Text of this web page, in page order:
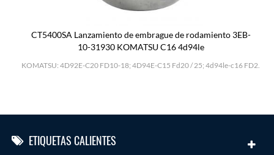
CT5400SA Lanzamiento de embrague de rodamiento 3EB-
10-31930 KOMATSU C16 4d94le
KOMATSU: 4D92E-C20 FD10-18; 4D94E-C15 Fd20 / 25; 4d94le-c16 FD2.
ETIQUETAS CALIENTES